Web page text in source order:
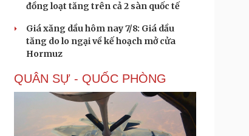
đồng loạt tăng trên cả 2 sàn quốc tế
Giá xăng dầu hôm nay 7/8: Giá dầu
tăng do lo ngại về kế hoạch mở cửa
Hormuz
QUÂN SỰ - QUỐC PHÒNG